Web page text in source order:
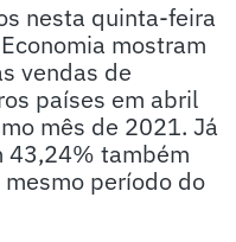
nesta quinta-feira
mostram
vendas de
países em abril
mês de 2021. Já
43,24% também
período do